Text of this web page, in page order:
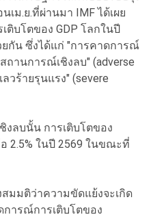
เม.ย.ที่ผ่านมา IMF ได้เผย
บโตของ GDP โลกในปี
ยกัน ซึ่งได้แก่ "การคาดการณ์
ถานการณ์เชิงลบ" (adverse
วร้ายรุนแรง" (severe
งลบนั้น การเติบโตของ
2.5% ในปี 2569 ในขณะที่
มมติว่าความขัดแย้งจะเกิด
การณ์การเติบโตของ